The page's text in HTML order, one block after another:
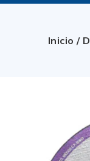
Inicio /